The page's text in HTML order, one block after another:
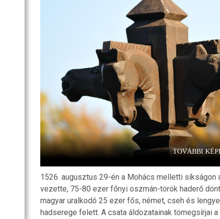
TOVÁBBI
1526. augusztus 29-én a Mohács melletti síkságon
vezette, 75-80 ezer főnyi oszmán-török haderő
magyar uralkodó 25 ezer fős, német, cseh és
hadserege felett. A csata áldozatainak tömegsírjai